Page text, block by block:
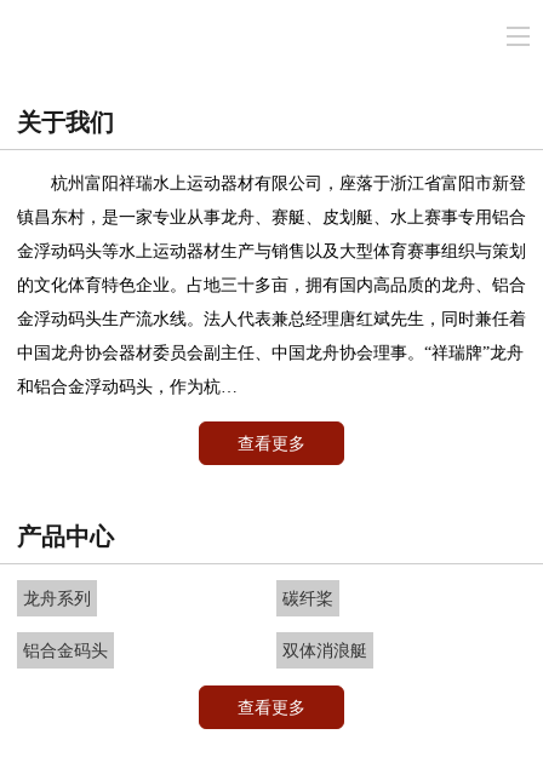
关于我们
杭州富阳祥瑞水上运动器材有限公司，座落于浙江省富阳市新登
镇昌东村，是一家专业从事龙舟、赛艇、皮划艇、水上赛事专用铝合
金浮动码头等水上运动器材生产与销售以及大型体育赛事组织与策划
的文化体育特色企业。占地三十多亩，拥有国内高品质的龙舟、铝合
金浮动码头生产流水线。法人代表兼总经理唐红斌先生，同时兼任着
中国龙舟协会器材委员会副主任、中国龙舟协会理事。“祥瑞牌”龙舟
和铝合金浮动码头，作为杭…
查看更多
产品中心
龙舟系列 碳纤桨
铝合金码头 双体消浪艇
查看更多